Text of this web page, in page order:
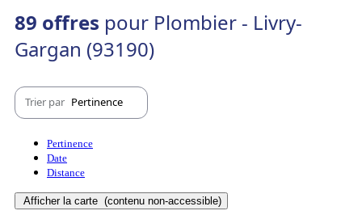
89 offres pour Plombier - Livry-
Gargan (93190)
Trier par Pertinence
Pertinence
Date
Distance
Afficher la carte (contenu non-accessible)